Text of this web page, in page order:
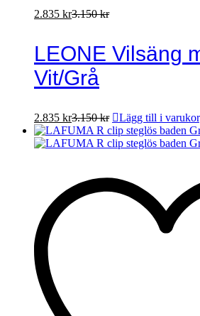
2.835 kr3.150kr
LEONE Vilsäng
Vit/Grå
2.835 kr3.150kr Lägg till i